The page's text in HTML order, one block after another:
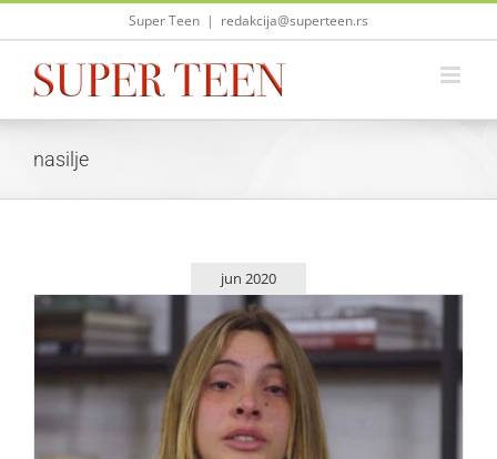
Skip
Super Teen | redakcija@superteen.rs
nasilje
jun 2020
Lele Pons u suzama govori o nasilju na internetu!
Zvezde